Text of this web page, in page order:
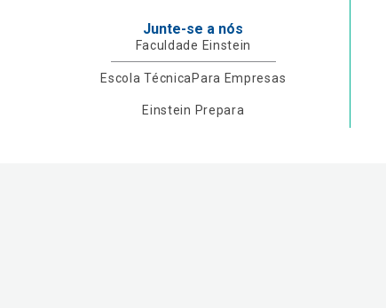
Junte-se a nós
Faculdade Einstein
Escola Técnica Para Empresas
Einstein Prepara